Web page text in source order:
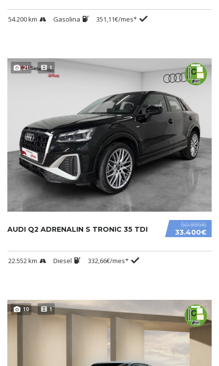
54.200 km Gasolina 351,11€/mes*
21 1
50.995€
33.400€
AUDI Q2 ADRENALIN S TRONIC 35 TDI
22.552 km Diesel 332,66€/mes*
10 1